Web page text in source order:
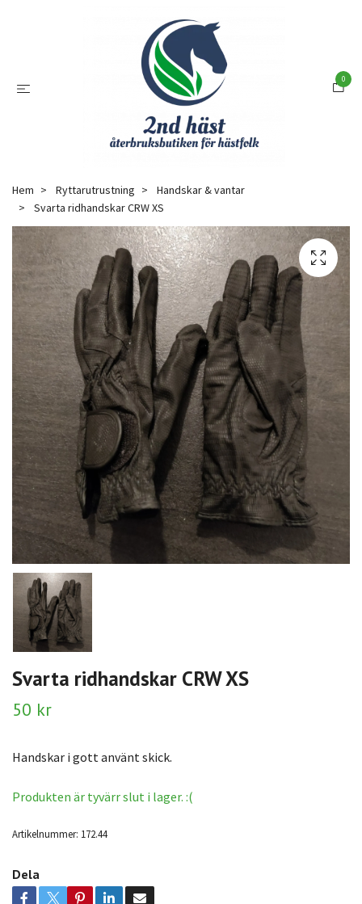
0
Hem Ryttarutrustning
Handskar & vantar
Svarta ridhandskar CRW XS
Svarta ridhandskar CRW XS
50 kr
Handskar i gott använt skick.
Produkten är tyvärr slut i lager. :(
Artikelnummer: 172.44
Dela